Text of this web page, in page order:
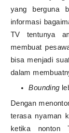
yang berguna
informasi
TV tentunya
membuat
bisa menjadi
dalam
Bounding
Dengan
terasa nyaman
ketika nonton